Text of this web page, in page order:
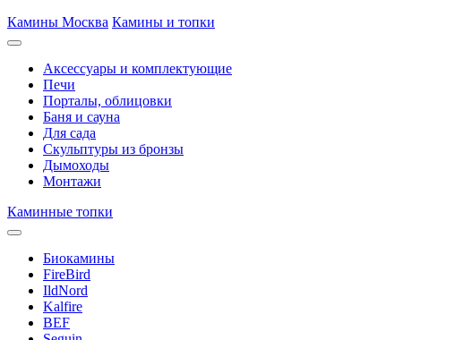
Камины Москва Камины и топки
Аксессуары и комплектующие
Печи
Порталы, облицовки
Баня и сауна
Для сада
Скульптуры из бронзы
Дымоходы
Монтажи
Каминные топки
Биокамины
FireBird
IldNord
Kalfire
BEF